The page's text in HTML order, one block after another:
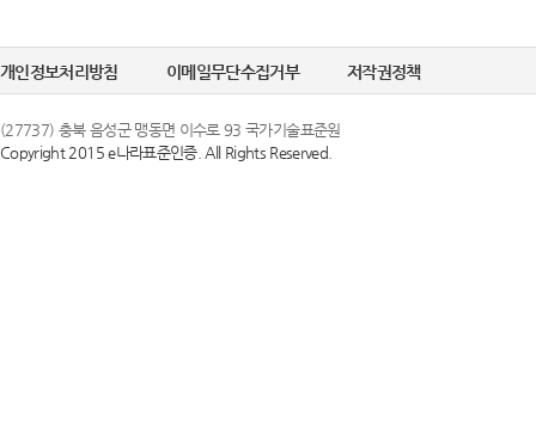
개인정보처리방침 이메일무단수집거부 저작권정책
(27737) 충북 음성군 맹동면 이수로 93 국가기술표준원
Copyright 2015 e나라표준인증. All Rights Reserved.